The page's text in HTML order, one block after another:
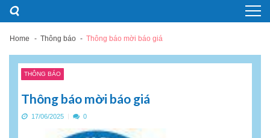
Skip
navigation
Skip
content
Home Thông báo Thông báo mời báo giá
THÔNG BÁO
Thông báo mời báo giá
17/06/2025 0